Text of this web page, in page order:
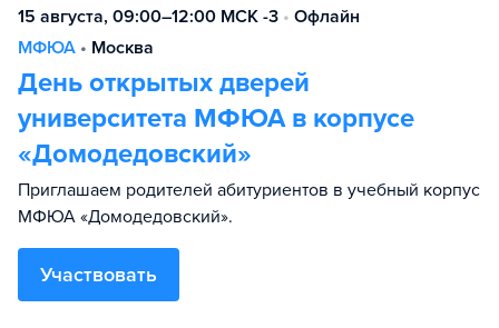
15 августа, 09:00–12:00 МСК -3 • Офлайн
МФЮА • Москва
День открытых дверей
университета МФЮА в корпусе
«Домодедовский»
Приглашаем родителей абитуриентов в учебный корпус
МФЮА «Домодедовский».
Участвовать